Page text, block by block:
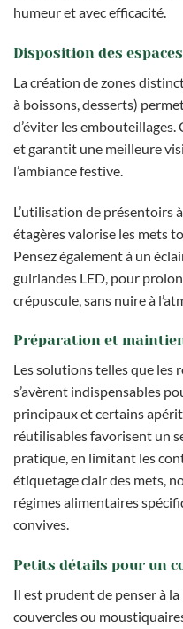
humeur et avec efficacité.
Disposition des
La création de zones
à boissons, desserts)
d’éviter les
et garantit une meilleure
l’ambiance festive.
L’utilisation de présentoirs
étagères valorise les mets
Pensez également à un
guirlandes LED, pour
crépuscule, sans nuire à
Préparation et
Les solutions telles que les
s’avèrent indispensables
principaux et certains
réutilisables favorisent un
pratique, en limitant les
étiquetage clair des mets,
régimes alimentaires
convives.
Petits détails pour un
Il est prudent de penser à
couvercles ou